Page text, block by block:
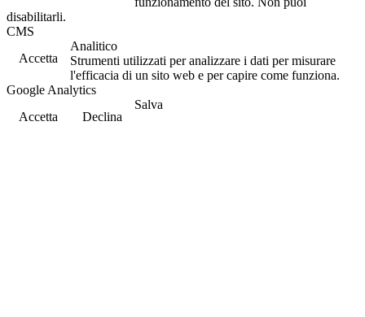
disabilitarli.
CMS
Accetta
Analitico
Strumenti utilizzati per analizzare i dati per misurare
l'efficacia di un sito web e per capire come funziona.
Google Analytics
Accetta
Declina
Salva